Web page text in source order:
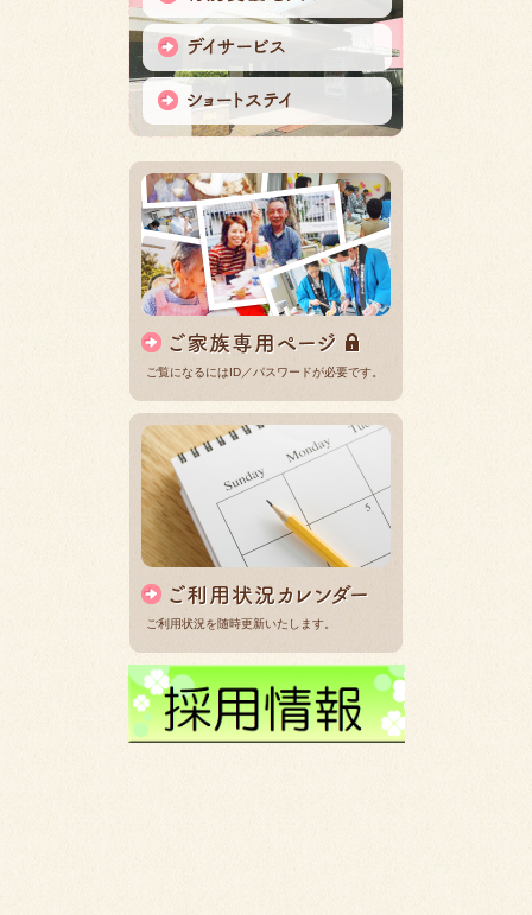
ご覧になるにはID／パスワードが必要です。
ご利用状況を随時更新いたします。